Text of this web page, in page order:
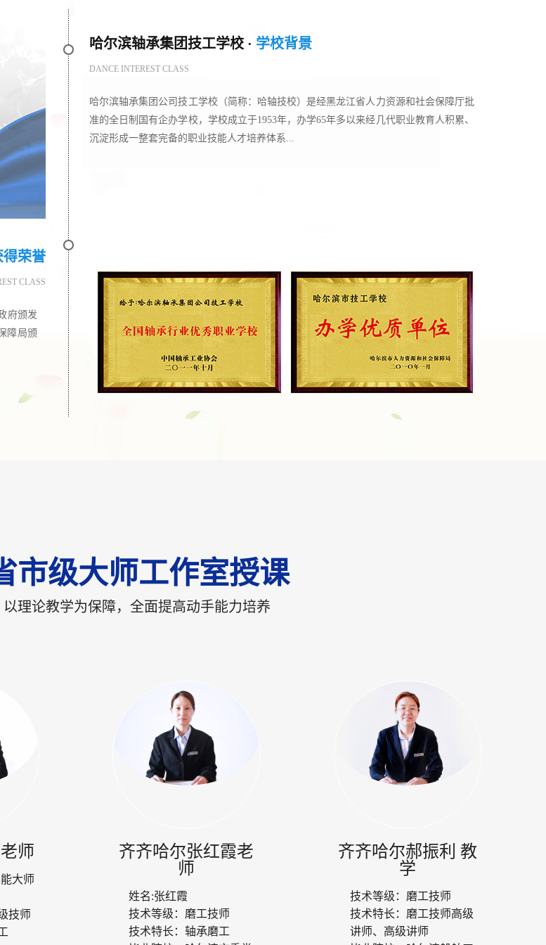
哈尔滨轴承集团技工学校 · 学校背景
DANCE INTEREST CLASS
哈尔滨轴承集团公司技工学校（简称：哈轴技校）是经黑龙江省人力资源和社会保障厅批
准的全日制国有企办学校，学校成立于1953年，办学65年多以来经几代职业教育人积累、
沉淀形成一整套完备的职业技能人才培养体系...
得荣誉
CLASS
府颁发
障局颁
市级大师工作室授课
理论教学为保障，全面提高动手能力培养
师
大师
技师
齐齐哈尔张红霞老
师
姓名:张红霞
技术等级： 磨工技师
技术特长： 轴承磨工
齐齐哈尔郝振利 教
学
技术等级： 磨工技师
技术特长： 磨工技师高级
讲师、高级讲师